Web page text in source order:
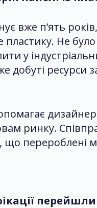
вже п’ять
Не було
у
добуті
ринку.
що перероблені
перейшли